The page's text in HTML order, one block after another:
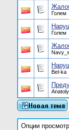
Голем
Голем
Bel-ka
Опции